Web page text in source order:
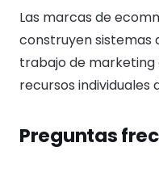
Las marcas de
construyen sistemas
trabajo de
recursos individuales
Preguntas